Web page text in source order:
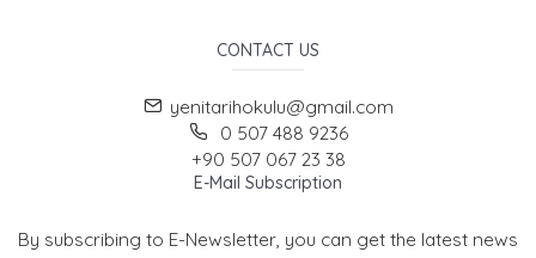
CONTACT US
yenitarihokulu@gmail.com
0 507 488 9236
+90 507 067 23 38
E-Mail Subscription
By subscribing to E-Newsletter, you can get the latest news